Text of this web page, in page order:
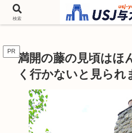
チケットやシーズンイベント ニンテンドーワ
バを歩いて情報収集し
PR 満開の藤の見頃はほ
く行かないと見られ
検索